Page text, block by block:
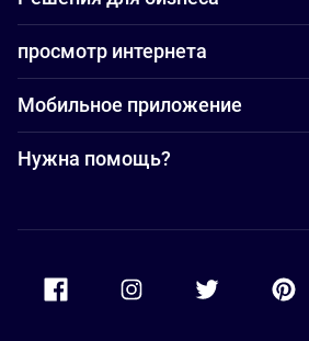
просмотр интернета
Мобильное приложение
Нужна помощь?
Accor Facebook Accor Twitter